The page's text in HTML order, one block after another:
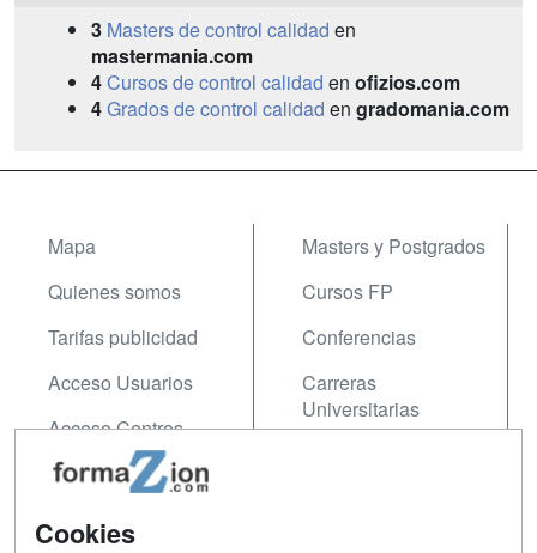
3 Masters de control calidad en
mastermania.com
4Cursos de control calidad en ofizios.com
4Grados de control calidad en gradomania.com
Mapa
Quienes somos
Tarifas publicidad
Acceso Usuarios
Acceso Centros
Masters y Postgrados
Cursos FP
Conferencias
Carreras
Universitarias
Contactar
Cookies